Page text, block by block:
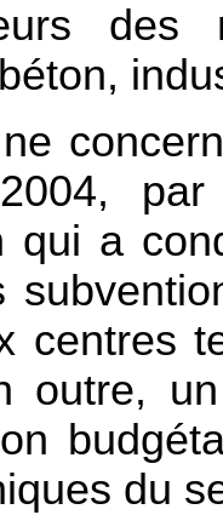
des
par
qui a
centres
outre,
du